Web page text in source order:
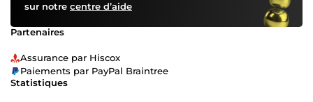
sur notre centre d’aide
Partenaires
Assurance par Hiscox
Paiements par PayPal Braintree
Statistiques